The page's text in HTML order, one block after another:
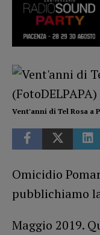
Vent'anni di Tel Rosa a
Omicidio
pubblichiamo
Maggio 2019.